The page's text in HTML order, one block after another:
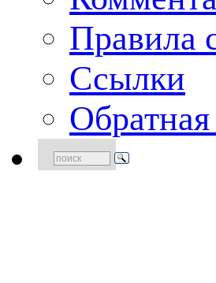
Правила
Ссылки
Обратная